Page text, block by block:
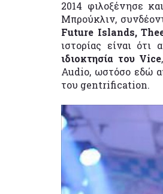
2014 φιλοξένησε
Μπρούκλιν,
Future Islands,
ιστορίας είναι
ιδιοκτησία του Vice
Audio, ωστόσο εδώ
του gentrification.